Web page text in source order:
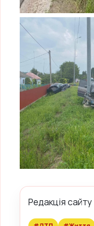
Редакція сайту